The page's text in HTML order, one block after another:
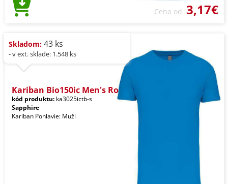
Cena od 3,17€
Skladom: 43 ks
- v ext. sklade: 1.548 ks
Kariban Bio150ic Men's Ro
kód produktu: ka3025ictb-s
Sapphire
Kariban Pohlavie: Muži